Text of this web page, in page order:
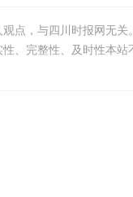
点，与四川时报网无
、完整性、及时性本